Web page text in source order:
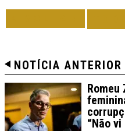
NOTÍCIA ANTERIOR
Romeu
“Não